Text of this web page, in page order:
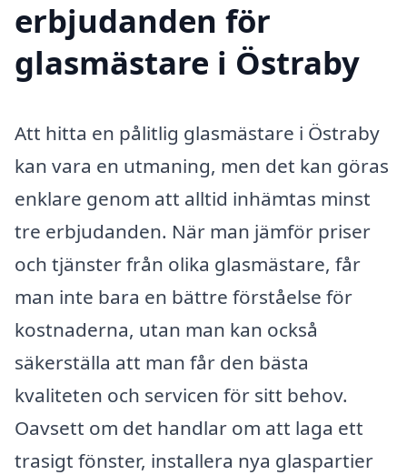
erbjudanden för
glasmästare i Östraby
Att hitta en pålitlig glasmästare i Östraby
kan vara en utmaning, men det kan göras
enklare genom att alltid inhämtas minst
tre erbjudanden. När man jämför priser
och tjänster från olika glasmästare, får
man inte bara en bättre förståelse för
kostnaderna, utan man kan också
säkerställa att man får den bästa
kvaliteten och servicen för sitt behov.
Oavsett om det handlar om att laga ett
trasigt fönster, installera nya glaspartier